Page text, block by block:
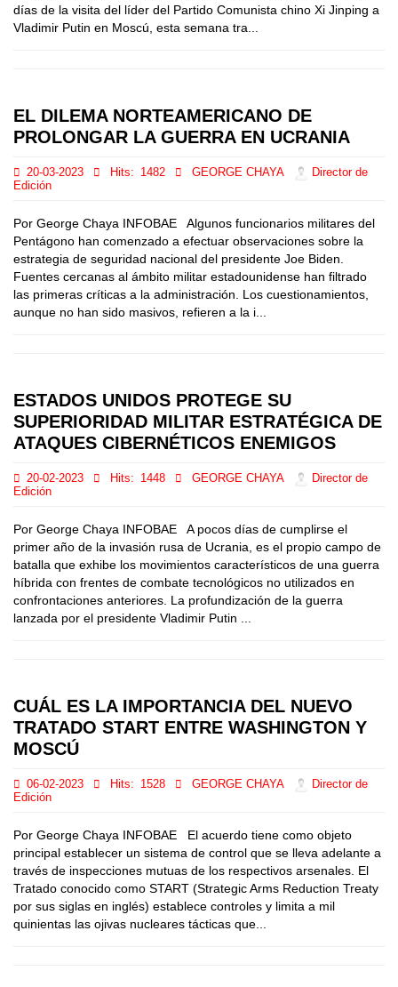
días de la visita del líder del Partido Comunista chino Xi Jinping a
Vladimir Putin en Moscú, esta semana tra...
EL DILEMA NORTEAMERICANO DE
PROLONGAR LA GUERRA EN UCRANIA
20-03-2023 Hits: 1482 GEORGE CHAYA
Director de
Edición
Por George Chaya INFOBAE Algunos funcionarios militares del
Pentágono han comenzado a efectuar observaciones sobre la
estrategia de seguridad nacional del presidente Joe Biden.
Fuentes cercanas al ámbito militar estadounidense han filtrado
las primeras críticas a la administración. Los cuestionamientos,
aunque no han sido masivos, refieren a la i...
ESTADOS UNIDOS PROTEGE SU
SUPERIORIDAD MILITAR ESTRATÉGICA DE
ATAQUES CIBERNÉTICOS ENEMIGOS
20-02-2023 Hits: 1448 GEORGE CHAYA
Director de
Edición
Por George Chaya INFOBAE A pocos días de cumplirse el
primer año de la invasión rusa de Ucrania, es el propio campo de
batalla que exhibe los movimientos característicos de una guerra
híbrida con frentes de combate tecnológicos no utilizados en
confrontaciones anteriores. La profundización de la guerra
lanzada por el presidente Vladimir Putin ...
CUÁL ES LA IMPORTANCIA DEL NUEVO
TRATADO START ENTRE WASHINGTON Y
MOSCÚ
06-02-2023 Hits: 1528 GEORGE CHAYA
Director de
Edición
Por George Chaya INFOBAE El acuerdo tiene como objeto
principal establecer un sistema de control que se lleva adelante a
través de inspecciones mutuas de los respectivos arsenales. El
Tratado conocido como START (Strategic Arms Reduction Treaty
por sus siglas en inglés) establece controles y limita a mil
quinientas las ojivas nucleares tácticas que...